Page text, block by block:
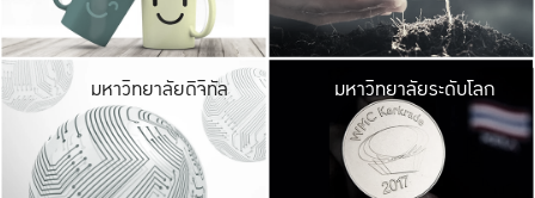
มหาวิทยาลัยดิจิทัล มหาวิ
เปลี่ยนแปลง แล
เพื่อทำง
ระบบสารสนเทศ
มหาวิทยาลัยระดับโลก